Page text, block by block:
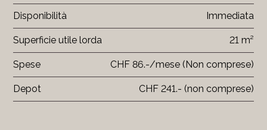
Disponibilità Immediata
Superficie utile lorda 21 m²
Spese CHF 86.-/mese (Non comprese)
Depot CHF 241.- (non comprese)